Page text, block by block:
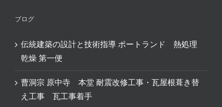
ブログ
伝統建築の設計と技術指導 ポートランド 熱処理
乾燥 第一便
曹洞宗 原中寺 本堂 耐震改修工事・瓦屋根葺き替
え工事 瓦工事着手